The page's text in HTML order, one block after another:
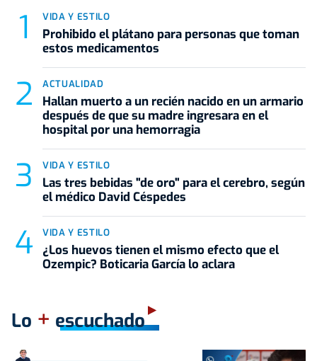
VIDA Y ESTILO
Prohibido el plátano para personas que toman
estos medicamentos
ACTUALIDAD
Hallan muerto a un recién nacido en un armario
después de que su madre ingresara en el
hospital por una hemorragia
VIDA Y ESTILO
Las tres bebidas "de oro" para el cerebro, según
el médico David Céspedes
VIDA Y ESTILO
¿Los huevos tienen el mismo efecto que el
Ozempic? Boticaria García lo aclara
Lo + escuchado